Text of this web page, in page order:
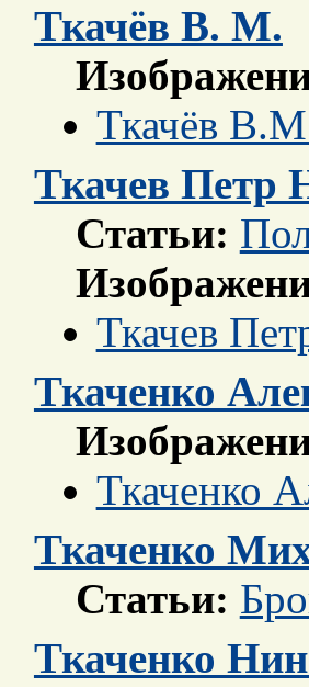
Ткачёв В. М.
Ткачёв
Ткачев Петр
Статьи:
Ткачев
Ткаченко
Ткаченко
Ткаченко
Статьи:
Ткаченко